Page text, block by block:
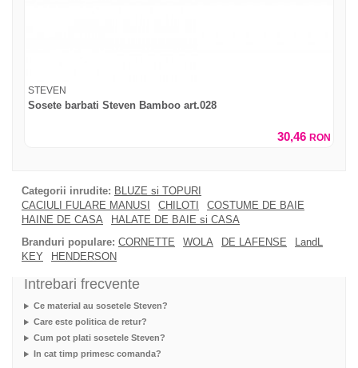
STEVEN
Sosete barbati Steven Bamboo art.028
30,46 RON
Categorii inrudite: BLUZE si TOPURI
CACIULI FULARE MANUSI
CHILOTI
COSTUME DE BAIE
HAINE DE CASA
HALATE DE BAIE si CASA
Branduri populare: CORNETTE WOLA DE LAFENSE
LandL
KEY
HENDERSON
Intrebari frecvente
Ce material au sosetele Steven?
Care este politica de retur?
Cum pot plati sosetele Steven?
In cat timp primesc comanda?